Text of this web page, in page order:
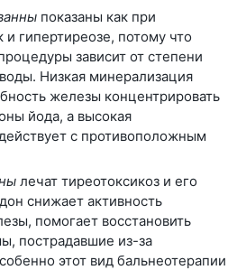
показаны как при
и гипертиреозе, потому что
зависит от степени
Низкая минерализация
железы концентрировать
йода, а высокая
с противоположным
лечат тиреотоксикоз и его
снижает активность
помогает восстановить
пострадавшие из-за
этот вид бальнеотерапии